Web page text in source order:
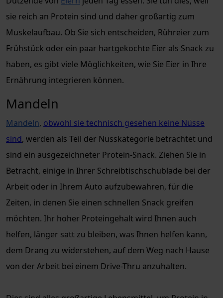
sie reich an Protein sind und daher großartig zum
Muskelaufbau. Ob Sie sich entscheiden, Rühreier zum
Frühstück oder ein paar hartgekochte Eier als Snack zu
haben, es gibt viele Möglichkeiten, wie Sie Eier in Ihre
Ernährung integrieren können.
Mandeln
Mandeln, obwohl sie technisch gesehen keine Nüsse
sind, werden als Teil der Nusskategorie betrachtet und
sind ein ausgezeichneter Protein-Snack. Ziehen Sie in
Betracht, einige in Ihrer Schreibtischschublade bei der
Arbeit oder in Ihrem Auto aufzubewahren, für die
Zeiten, in denen Sie einen schnellen Snack greifen
möchten. Ihr hoher Proteingehalt wird Ihnen auch
helfen, länger satt zu bleiben, was Ihnen helfen kann,
dem Drang zu widerstehen, auf dem Weg nach Hause
von der Arbeit bei einem Drive-Thru anzuhalten.